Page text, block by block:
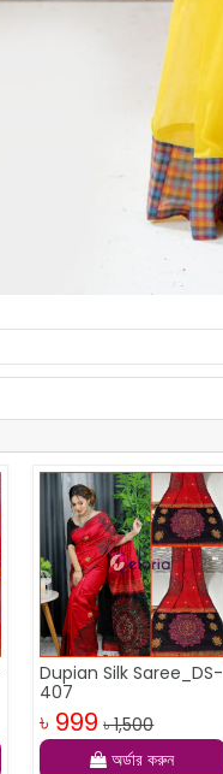
Dupian Silk Saree_DS-
407
৳ 999 ৳ 1,500
অর্ডার করুন